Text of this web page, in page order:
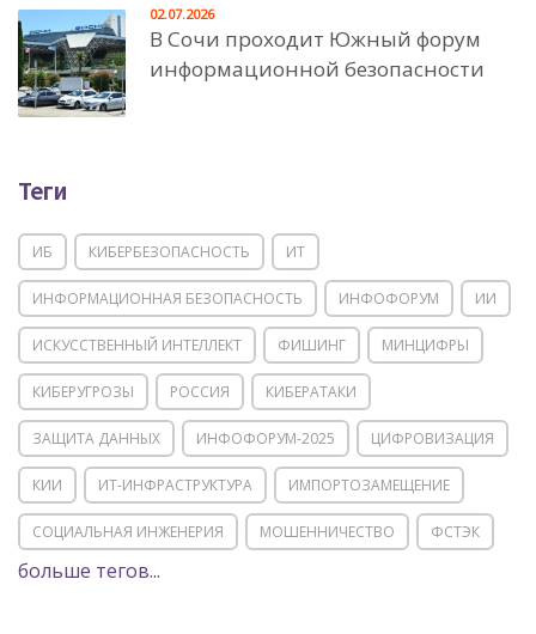
В Сочи проходит Южный форум
информационной безопасности
02.07.2026
Теги
ИБ КИБЕРБЕЗОПАСНОСТЬ ИТ
ИНФОРМАЦИОННАЯ БЕЗОПАСНОСТЬ ИНФОФОРУМ ИИ
ИСКУССТВЕННЫЙ ИНТЕЛЛЕКТ ФИШИНГ МИНЦИФРЫ
КИБЕРУГРОЗЫ РОССИЯ КИБЕРАТАКИ
ЗАЩИТА ДАННЫХ ИНФОФОРУМ-2025 ЦИФРОВИЗАЦИЯ
КИИ ИТ-ИНФРАСТРУКТУРА ИМПОРТОЗАМЕЩЕНИЕ
СОЦИАЛЬНАЯ ИНЖЕНЕРИЯ МОШЕННИЧЕСТВО ФСТЭК
POSITIVE TECHNOLOGIES
больше тегов...